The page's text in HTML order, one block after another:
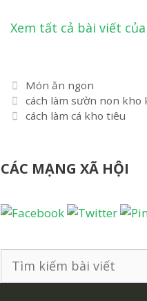
Xem tất cả bài viết
Danh
mục
Món ăn ngon
Điều
hướng
cách làm sườn non kho
cách làm cá kho tiêu
CÁC MẠNG XÃ HỘI
Tìm
kiếm